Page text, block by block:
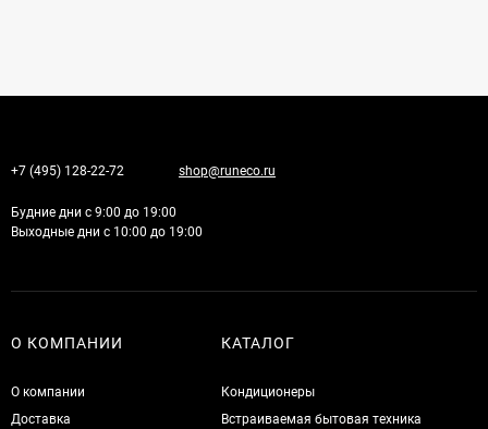
+7 (495) 128-22-72 shop@runeco.ru
Будние дни с 9:00 до 19:00
Выходные дни с 10:00 до 19:00
О КОМПАНИИ
О компании
Доставка
КАТАЛОГ
Кондиционеры
Встраиваемая бытовая техника